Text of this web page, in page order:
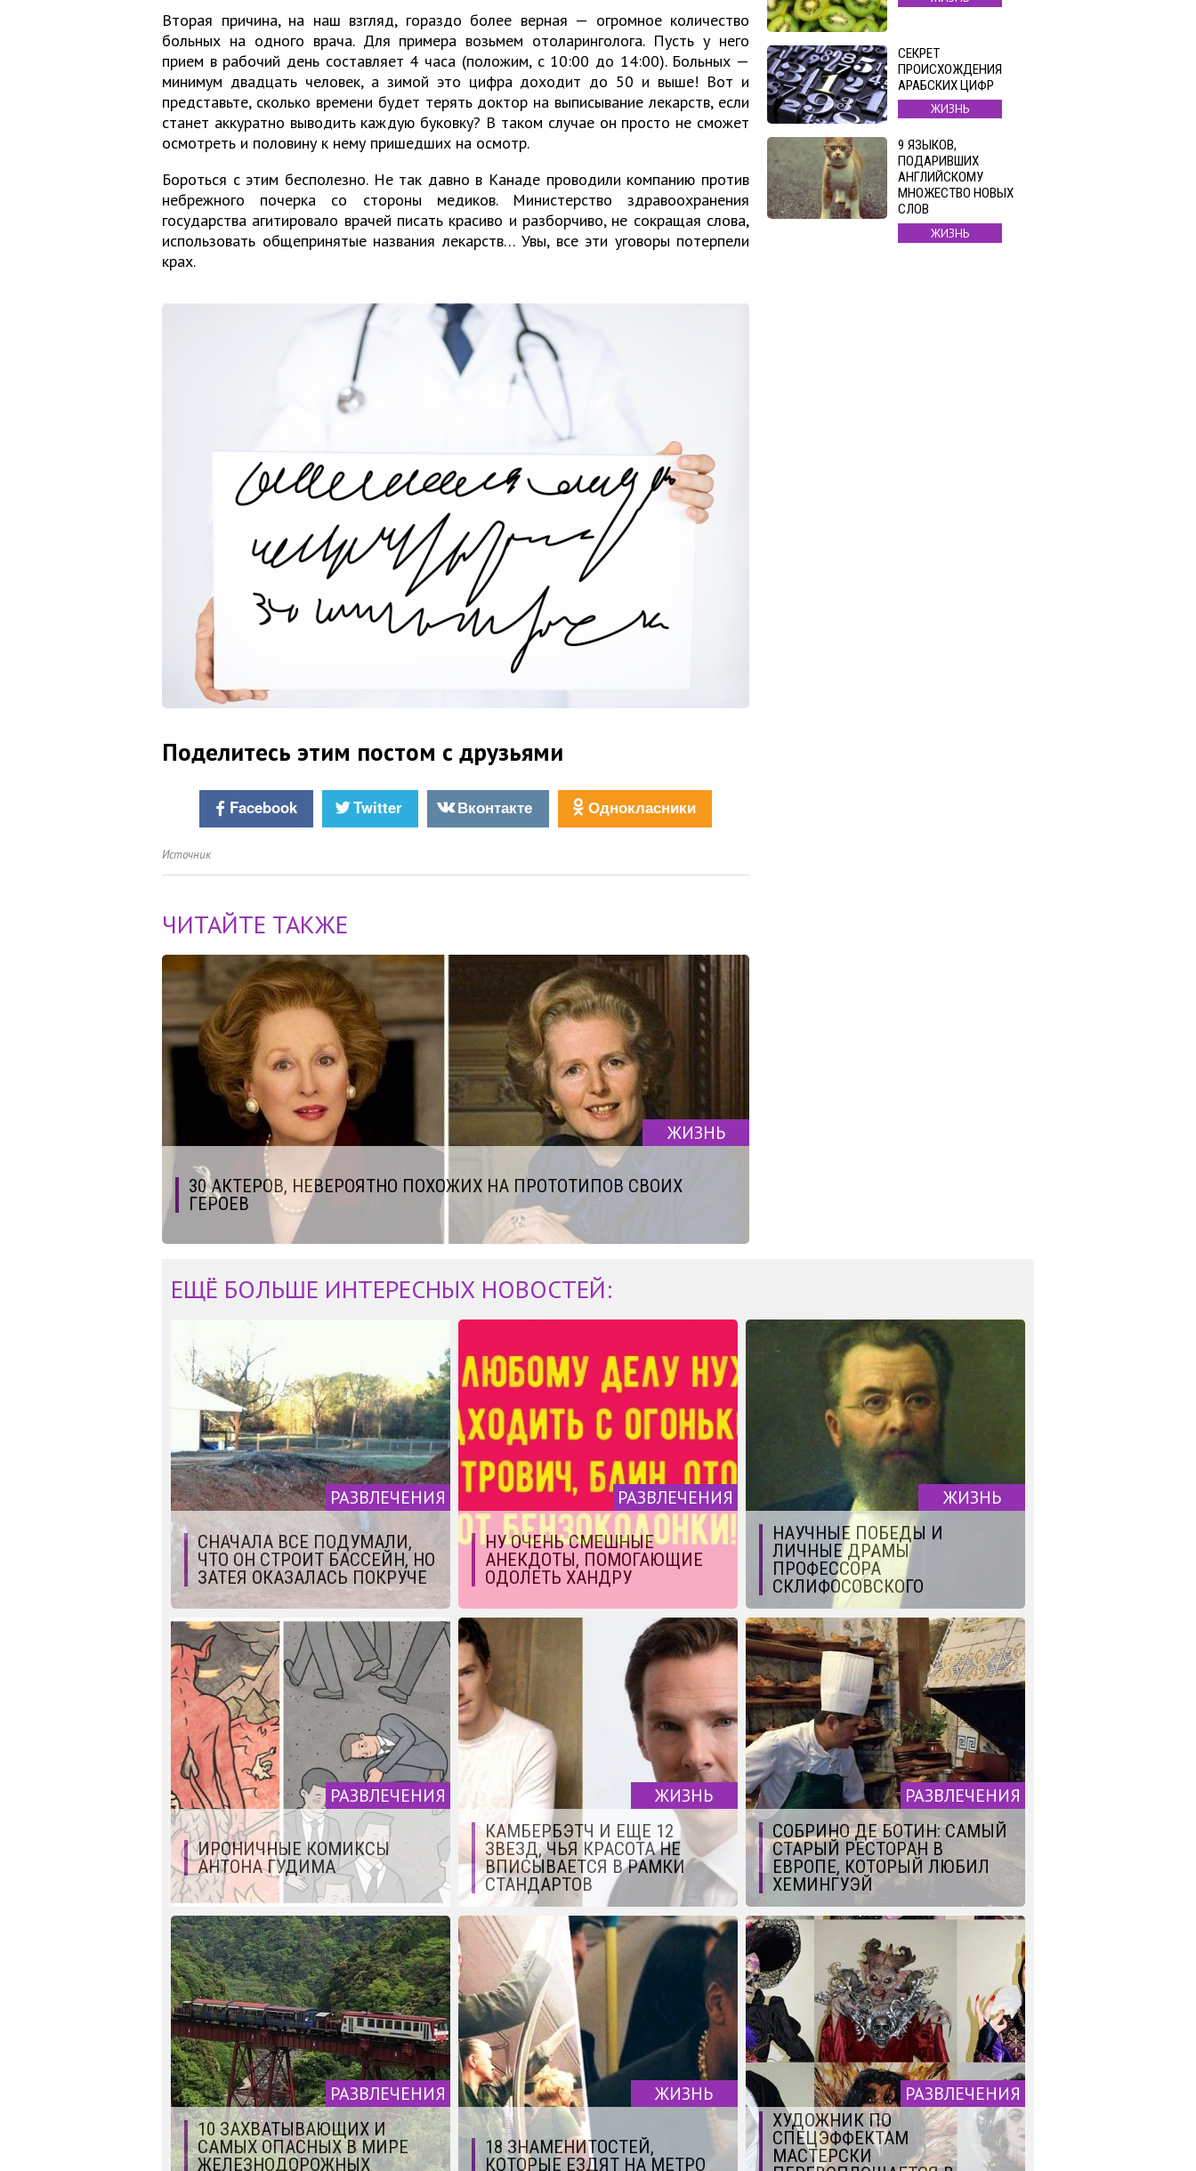
Вторая причина, на наш взгляд, гораздо более верная — огромное количество
больных на одного врача. Для примера возьмем отоларинголога. Пусть у него
прием в рабочий день составляет 4 часа (положим, с 10:00 до 14:00). Больных —
минимум двадцать человек, а зимой это цифра доходит до 50 и выше! Вот и
представьте, сколько времени будет терять доктор на выписывание лекарств, если
станет аккуратно выводить каждую буковку? В таком случае он просто не сможет
осмотреть и половину к нему пришедших на осмотр.
Бороться с этим бесполезно. Не так давно в Канаде проводили компанию против
небрежного почерка со стороны медиков. Министерство здравоохранения
государства агитировало врачей писать красиво и разборчиво, не сокращая слова,
использовать общепринятые названия лекарств… Увы, все эти уговоры потерпели
крах.
Поделитесь этим постом с друзьями
Facebook Twitter Вконтакте Однокласники
Источник
ЧИТАЙТЕ ТАКЖЕ
ЖИЗНЬ
30 АКТЕРОВ, НЕВЕРОЯТНО ПОХОЖИХ НА ПРОТОТИПОВ СВОИХ
ГЕРОЕВ
СЕКРЕТ
ПРОИСХОЖДЕНИЯ
АРАБСКИХ ЦИФР
ЖИЗНЬ
9 ЯЗЫКОВ,
ПОДАРИВШИХ
АНГЛИЙСКОМУ
МНОЖЕСТВО НОВЫХ
СЛОВ
ЖИЗНЬ
ЕЩЁ БОЛЬШЕ ИНТЕРЕСНЫХ НОВОСТЕЙ:
РАЗВЛЕЧЕНИЯ
СНАЧАЛА ВСЕ ПОДУМАЛИ,
ЧТО ОН СТРОИТ БАССЕЙН, НО
ЗАТЕЯ ОКАЗАЛАСЬ ПОКРУЧЕ
РАЗВЛЕЧЕНИЯ
НУ ОЧЕНЬ СМЕШНЫЕ
АНЕКДОТЫ, ПОМОГАЮЩИЕ
ОДОЛЕТЬ ХАНДРУ
ЖИЗНЬ
НАУЧНЫЕ ПОБЕДЫ И
ЛИЧНЫЕ ДРАМЫ
ПРОФЕССОРА
СКЛИФОСОВСКОГО
РАЗВЛЕЧЕНИЯ
ИРОНИЧНЫЕ КОМИКСЫ
АНТОНА ГУДИМА
ЖИЗНЬ
КАМБЕРБЭТЧ И ЕЩЕ 12
ЗВЕЗД, ЧЬЯ КРАСОТА НЕ
ВПИСЫВАЕТСЯ В РАМКИ
СТАНДАРТОВ
РАЗВЛЕЧЕНИЯ
СОБРИНО ДЕ БОТИН: САМЫЙ
СТАРЫЙ РЕСТОРАН В
ЕВРОПЕ, КОТОРЫЙ ЛЮБИЛ
ХЕМИНГУЭЙ
РАЗВЛЕЧЕНИЯ
10 ЗАХВАТЫВАЮЩИХ И
САМЫХ ОПАСНЫХ В МИРЕ
ЖЕЛЕЗНОДОРОЖНЫХ
ЖИЗНЬ
18 ЗНАМЕНИТОСТЕЙ,
КОТОРЫЕ ЕЗДЯТ НА МЕТРО
РАЗВЛЕЧЕНИЯ
ХУДОЖНИК ПО
СПЕЦЭФФЕКТАМ
МАСТЕРСКИ